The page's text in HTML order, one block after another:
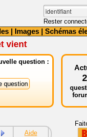
Rester
| Images | Schémas
vient
question :
Aide